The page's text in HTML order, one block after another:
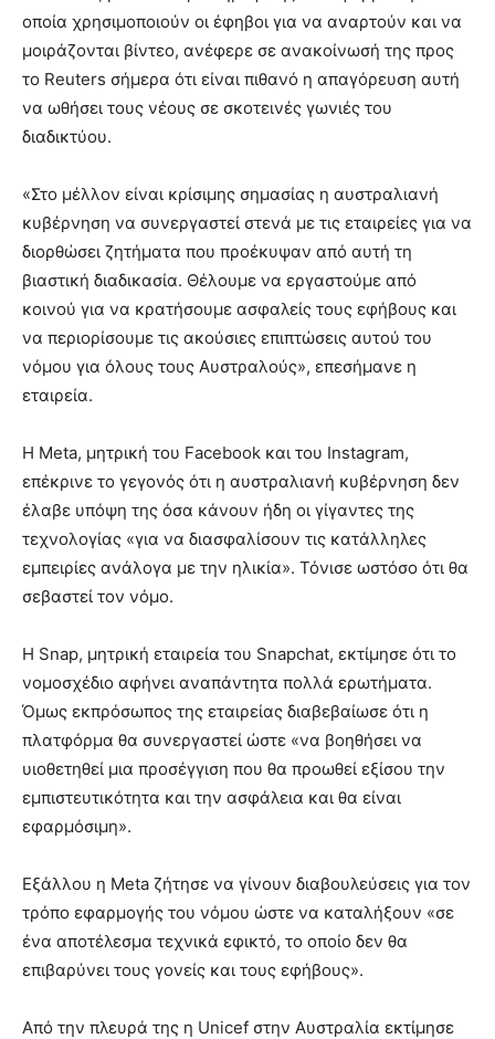
οποία χρησιμοποιούν οι έφηβοι για να αναρτούν και να
μοιράζονται βίντεο, ανέφερε σε ανακοίνωσή της προς
το Reuters σήμερα ότι είναι πιθανό η απαγόρευση αυτή
να ωθήσει τους νέους σε σκοτεινές γωνιές του
διαδικτύου.
«Στο μέλλον είναι κρίσιμης σημασίας η αυστραλιανή
κυβέρνηση να συνεργαστεί στενά με τις εταιρείες για να
διορθώσει ζητήματα που προέκυψαν από αυτή τη
βιαστική διαδικασία. Θέλουμε να εργαστούμε από
κοινού για να κρατήσουμε ασφαλείς τους εφήβους και
να περιορίσουμε τις ακούσιες επιπτώσεις αυτού του
νόμου για όλους τους Αυστραλούς», επεσήμανε η
εταιρεία.
Η Meta, μητρική του Facebook και του Instagram,
επέκρινε το γεγονός ότι η αυστραλιανή κυβέρνηση δεν
έλαβε υπόψη της όσα κάνουν ήδη οι γίγαντες της
τεχνολογίας «για να διασφαλίσουν τις κατάλληλες
εμπειρίες ανάλογα με την ηλικία». Τόνισε ωστόσο ότι θα
σεβαστεί τον νόμο.
Η Snap, μητρική εταιρεία του Snapchat, εκτίμησε ότι το
νομοσχέδιο αφήνει αναπάντητα πολλά ερωτήματα.
Όμως εκπρόσωπος της εταιρείας διαβεβαίωσε ότι η
πλατφόρμα θα συνεργαστεί ώστε «να βοηθήσει να
υιοθετηθεί μια προσέγγιση που θα προωθεί εξίσου την
εμπιστευτικότητα και την ασφάλεια και θα είναι
εφαρμόσιμη».
Εξάλλου η Meta ζήτησε να γίνουν διαβουλεύσεις για τον
τρόπο εφαρμογής του νόμου ώστε να καταλήξουν «σε
ένα αποτέλεσμα τεχνικά εφικτό, το οποίο δεν θα
επιβαρύνει τους γονείς και τους εφήβους».
Από την πλευρά της η Unicef στην Αυστραλία εκτίμησε